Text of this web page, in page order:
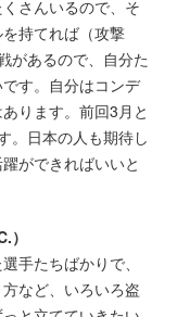
さんいるので、そ
持てれば（攻撃
があるので、自分た
す。自分はコンデ
ります。前回3月と
。日本の人も期待し
ができればいいと
）
手たちばかりで、
など、いろいろ盗